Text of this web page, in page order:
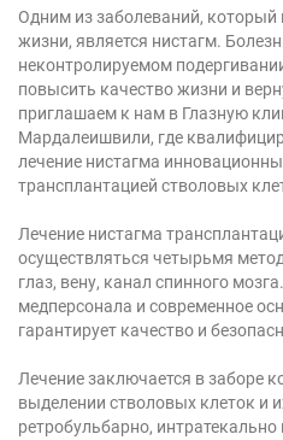
Одним из заболеваний, который
жизни, является нистагм.
неконтролируемом
повысить качество жизни и
приглашаем к нам в Глазную
Мардалеишвили, где
лечение нистагма
трансплантацией стволовых
Лечение нистагма
осуществляться четырьмя
глаз, вену, канал спинного
медперсонала и современное
гарантирует качество и
Лечение заключается в заборе
выделении стволовых клеток и
ретробульбарно, интратекально